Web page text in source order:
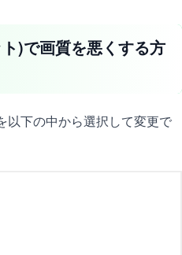
)で画質を悪くする方
以下の中から選択して変更で